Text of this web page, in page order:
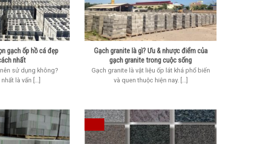
gạch ốp hồ cá đẹp
nhất
sử dụng không?
là vấn [...]
Gạch granite là gì? Ưu & nhược điểm của
gạch granite trong cuộc sống
Gạch granite là vật liệu ốp lát khá phổ biến
và quen thuộc hiện nay. [...]